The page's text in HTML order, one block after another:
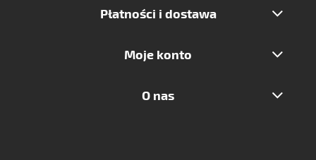
Płatności i dostawa
Moje konto
O nas